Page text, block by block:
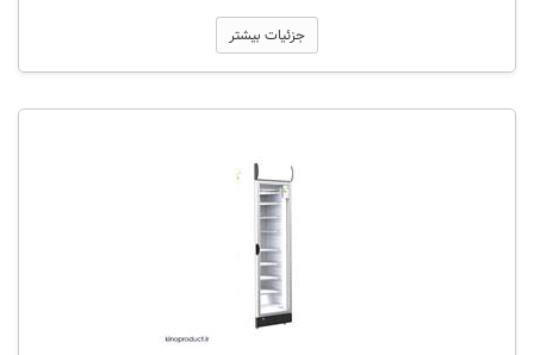
جزئیات بیشتر